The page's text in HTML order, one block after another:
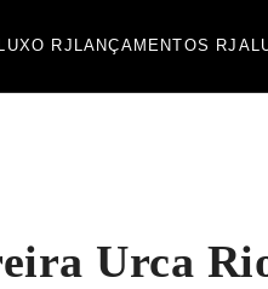
RJ LANÇAMENTOS RJ
Urca